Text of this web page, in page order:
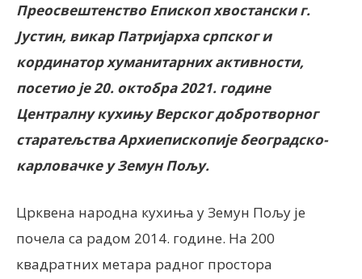
Преосвештенство Епископ хвостански г.
Јустин, викар Патријарха српског и
кординатор хуманитарних активности,
посетио је 20. октобра 2021. године
Централну кухињу Верског добротворног
старатељства Архиепископије београдско-
карловачке у Земун Пољу.
Црквена народна кухиња у Земун Пољу је
почела са радом 2014. године. На 200
квадратних метара радног простора